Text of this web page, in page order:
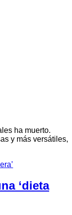
ha muerto.
y más versátiles,
‘dieta